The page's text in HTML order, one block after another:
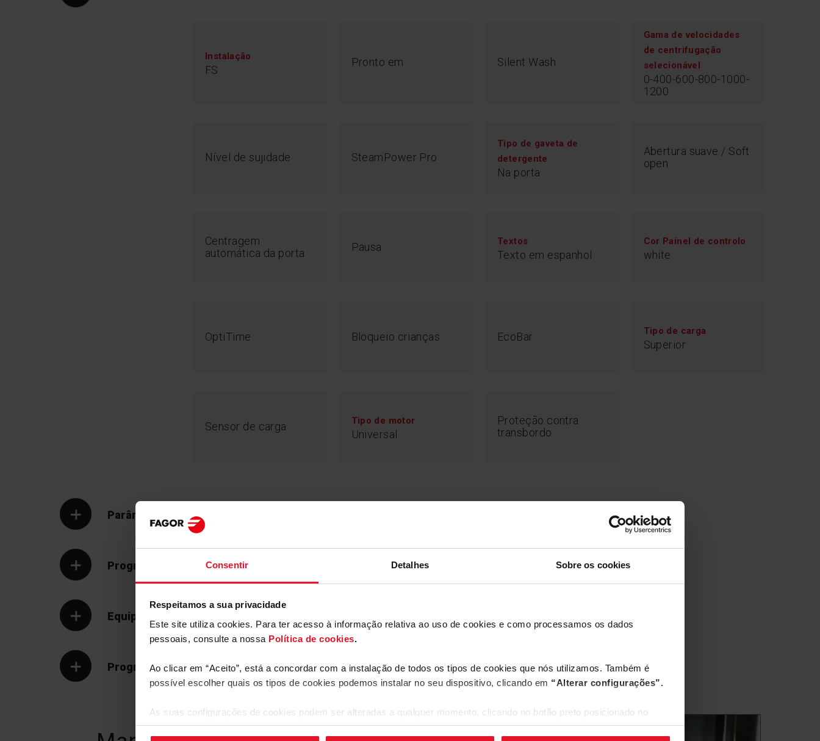
Consentir Detalhes Sobre os cookies
Respeitamos a sua privacidade
Este site utiliza cookies. Para ter acesso à informação relativa ao uso de cookies e como processamos os dados
pessoais, consulte a nossa Política de cookies.
Ao clicar em “Aceito”, está a concordar com a instalação de todos os tipos de cookies que nós utilizamos. Também é
possível escolher quais os tipos de cookies podemos instalar no seu dispositivo, clicando em “Alterar configurações”.
As suas configurações de cookies podem ser alteradas a qualquer momento, clicando no botão preto posicionado no
canto inferior direito do ecrã.
Instalação
FS
Pronto em Silent Wash
Gama de velocidades
de centrifugação
selecionável
0-400-600-800-1000-
1200
Nível de sujidade SteamPower Pro
Tipo de gaveta de
detergente
Na porta
Abertura suave / Soft
open
Centragem
automática da porta
Pausa Textos
Texto em espanhol
Cor Painel de controlo
white
OptiTime Bloqueio crianças EcoBar Tipo de carga
Superior
Sensor de carga Tipo de motor
Universal
Proteção contra
transbordo
Parâmetros Técnicos
Programas e Opções
Equipamento
Programas